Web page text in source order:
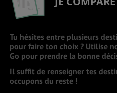
Tu hésites entre plusieurs
pour faire ton choix ? Utilise
Go pour prendre la bonne
Il suffit de renseigner tes
occupons du reste !